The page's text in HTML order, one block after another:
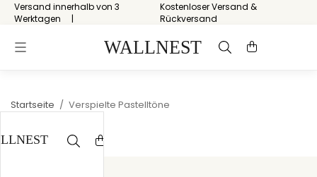
Versand innerhalb von 3
Werktagen
Kostenloser Versand &
Rückversand
Startseite / Verspielte Pastelltöne